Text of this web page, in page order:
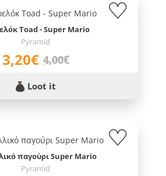
Toad - Super Mario
Pyramid
3,20€ 4,00€
Loot it
παγούρι Super Mario
Pyramid